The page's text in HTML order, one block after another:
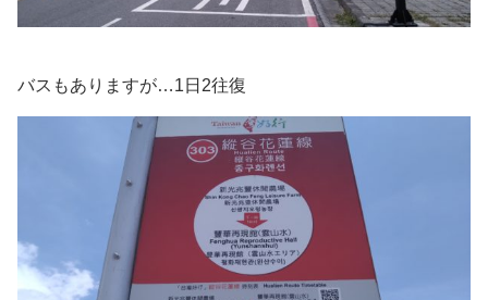
バスもありますが…1日2往復